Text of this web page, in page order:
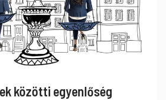
közötti egyenlőség